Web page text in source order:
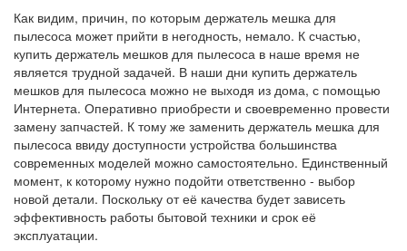
Как видим, причин, по которым держатель мешка для
пылесоса может прийти в негодность, немало. К счастью,
купить держатель мешков для пылесоса в наше время не
является трудной задачей. В наши дни купить держатель
мешков для пылесоса можно не выходя из дома, с помощью
Интернета. Оперативно приобрести и своевременно провести
замену запчастей. К тому же заменить держатель мешка для
пылесоса ввиду доступности устройства большинства
современных моделей можно самостоятельно. Единственный
момент, к которому нужно подойти ответственно - выбор
новой детали. Поскольку от её качества будет зависеть
эффективность работы бытовой техники и срок её
эксплуатации.